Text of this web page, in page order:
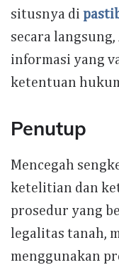
situsnya di
secara
informasi yang
ketentuan
Penutup
Mencegah
ketelitian dan
prosedur yang
legalitas tanah,
menggunakan